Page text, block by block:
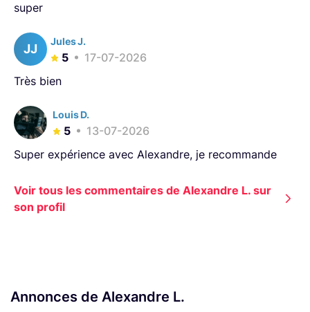
super
JJ
Jules J.
5
17-07-2026
Très bien
Louis D.
5
13-07-2026
Super expérience avec Alexandre, je recommande
Voir tous les commentaires de Alexandre L. sur
son profil
Annonces de Alexandre L.